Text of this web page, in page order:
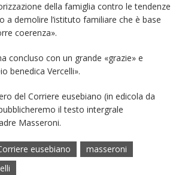
della famiglia contro le tendenze
a demolire l’istituto familiare che è base
coerenza».
concluso con un grande «grazie» e
benedica Vercelli».
del Corriere eusebiano (in edicola da
il testo intergrale
Masseroni.
eusebiano
masseroni